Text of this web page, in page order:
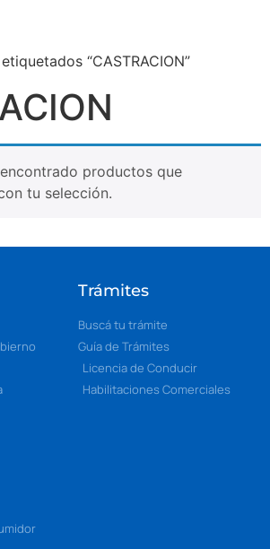
“CASTRACION”
productos que
tu selección.
Trámites
Buscá tu trámite
Guía de Trámites
Licencia de Conducir
Habilitaciones Comerciales